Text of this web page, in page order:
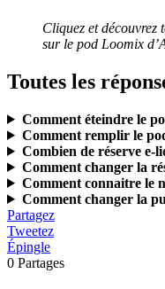
Cliquez et découvrez
sur le pod Loomix
Toutes les
Comment éteindre le
Comment remplir le
Combien de réserve e-
Comment changer la
Comment connaitre le
Comment changer la
Partagez
Tweetez
Épingle
0 Partages